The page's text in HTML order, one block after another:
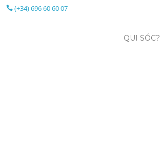
(+34) 696 60 60 07
QUI SÓC?